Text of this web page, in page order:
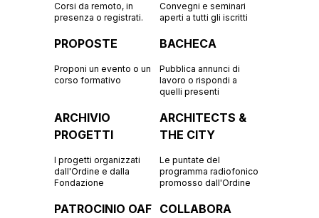
Corsi da remoto, in
presenza o registrati.
Convegni e seminari
aperti a tutti gli iscritti
PROPOSTE
Proponi un evento o un
corso formativo
BACHECA
Pubblica annunci di
lavoro o rispondi a
quelli presenti
ARCHIVIO
PROGETTI
I progetti organizzati
dall'Ordine e dalla
Fondazione
ARCHITECTS &
THE CITY
Le puntate del
programma radiofonico
promosso dall'Ordine
PATROCINIO OAF COLLABORA